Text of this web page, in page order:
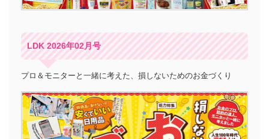
LDK 2026年02月号
プロ＆モニターと一緒に考えた、損しないためのお金づくり